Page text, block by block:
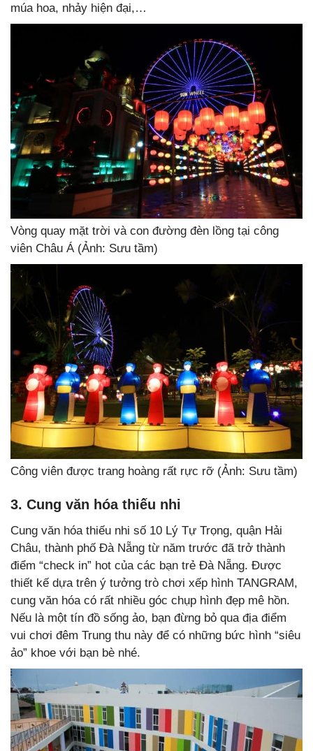
múa hoa, nhảy hiện đại,…
Vòng quay mặt trời và con đường đèn lồng tại công
viên Châu Á (Ảnh: Sưu tầm)
Công viên được trang hoàng rất rực rỡ (Ảnh: Sưu tầm)
3. Cung văn hóa thiếu nhi
Cung văn hóa thiếu nhi số 10 Lý Tự Trọng, quận Hải
Châu, thành phố Đà Nẵng từ năm trước đã trở thành
điểm “check in” hot của các bạn trẻ Đà Nẵng. Được
thiết kế dựa trên ý tưởng trò chơi xếp hình TANGRAM,
cung văn hóa có rất nhiều góc chụp hình đẹp mê hồn.
Nếu là một tín đồ sống ảo, bạn đừng bỏ qua địa điểm
vui chơi đêm Trung thu này để có những bức hình “siêu
ảo” khoe với bạn bè nhé.